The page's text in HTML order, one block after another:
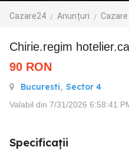
Cazare24 Anunțuri
Chirie.regim
90 RON
Bucuresti, Sector 4
Valabil din 7/31/2026 6:58:41
Specificații